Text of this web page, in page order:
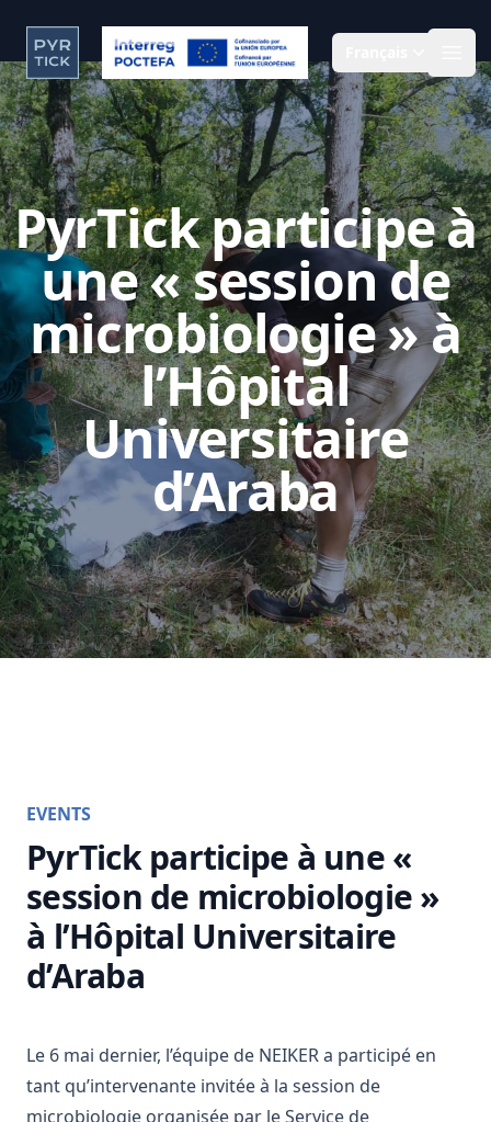
PyrTick participe à
une « session de
microbiologie » à
l’Hôpital
Universitaire
d’Araba
EVENTS
PyrTick participe à une «
session de microbiologie »
à l’Hôpital Universitaire
d’Araba
Le 6 mai dernier, l’équipe de NEIKER a participé en
tant qu’intervenante invitée à la session de
microbiologie organisée par le Service de